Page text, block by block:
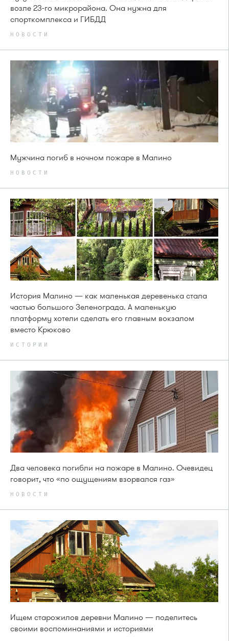
возле 23-го микрорайона. Она нужна для
спорткомплекса и ГИБДД
НОВОСТИ
Мужчина погиб в ночном пожаре в Малино
НОВОСТИ
История Малино — как маленькая деревенька стала
частью большого Зеленограда. А маленькую
платформу хотели сделать его главным вокзалом
вместо Крюково
ИСТОРИИ
Два человека погибли на пожаре в Малино. Очевидец
говорит, что «по ощущениям взорвался газ»
НОВОСТИ
Ищем старожилов деревни Малино — поделитесь
своими воспоминаниями и историями